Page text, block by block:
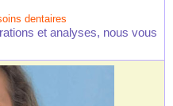
dentaires
et analyses, nous vous